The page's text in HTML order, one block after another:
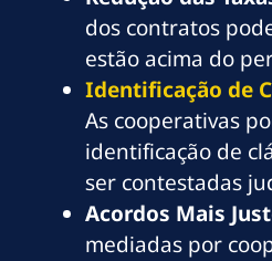
dos contratos
estão acima do
Identificação de
As cooperativas
identificação de
ser contestadas
Acordos Mais
mediadas por